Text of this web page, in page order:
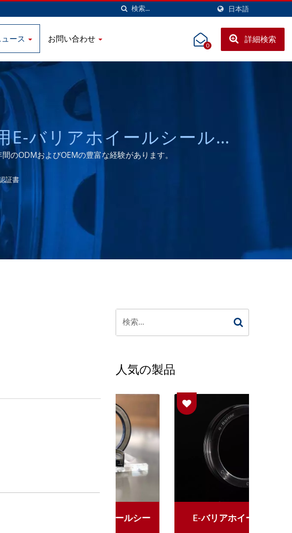
日本語
ース お問い合わせ
0
詳細検索
バリアホイールシール、
シールメーカー
INDUSTRIAL CO., LTD.
のODMおよびOEMの豊富な経験があります。
証書
人気の製品
E-バリアホイールシール